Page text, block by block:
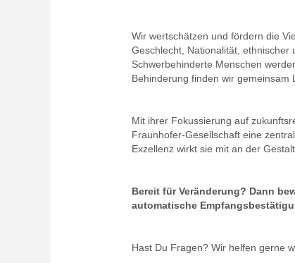
Wir wertschätzen und fördern die
Geschlecht, Nationalität, ethnischer
Schwerbehinderte Menschen
Behinderung finden wir gemeinsam
Mit ihrer Fokussierung auf
Fraunhofer-Gesellschaft eine
Exzellenz wirkt sie mit an der
Bereit für Veränderung? Dann
automatische
Hast Du Fragen? Wir helfen gerne